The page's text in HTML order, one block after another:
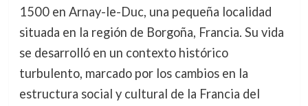
1500 en Arnay-le-Duc, una pequeña localidad
situada en la región de Borgoña, Francia. Su vida
se desarrolló en un contexto histórico
turbulento, marcado por los cambios en la
estructura social y cultural de la Francia del